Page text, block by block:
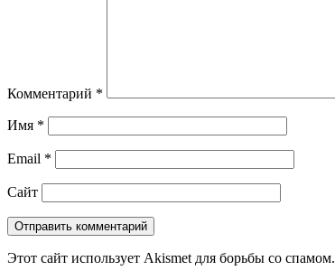
Комментарий *
Имя *
Email *
Сайт
Этот сайт использует Akismet для борьбы со спамом.